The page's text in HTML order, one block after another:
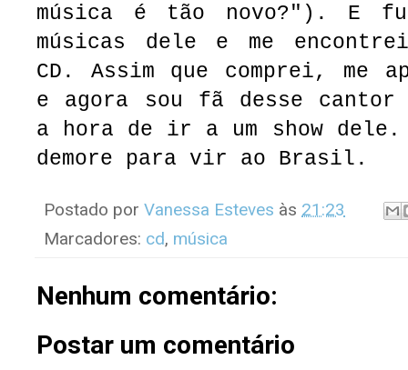
música é tão novo?"). E
músicas dele e me
CD. Assim que comprei, me
e agora sou fã desse
a hora de ir a um show dele.
demore para vir ao Brasil.
Postado por Vanessa Esteves às 21:23
Marcadores: cd, música
Nenhum comentário:
Postar um comentário